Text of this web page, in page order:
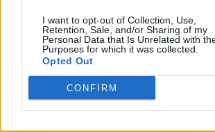
I want to opt-out of Collection, Use,
Retention, Sale, and/or Sharing of my
Personal Data that Is Unrelated with
Purposes for which it was collected.
Opted Out
CONFIRM